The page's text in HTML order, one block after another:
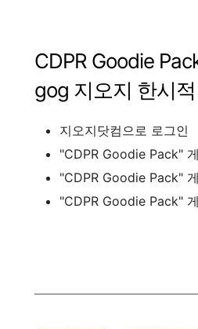
CDPR Goodie
gog 지오지 한시적
지오지닷컴으로 로그인
"CDPR Goodie Pack"
"CDPR Goodie Pack"
"CDPR Goodie Pack"